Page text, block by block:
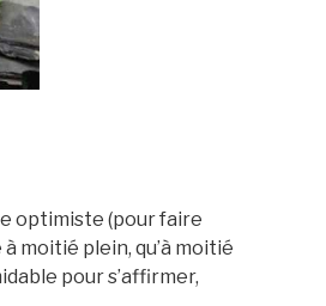
optimiste (pour faire
moitié plein, qu’à moitié
pour s’affirmer,